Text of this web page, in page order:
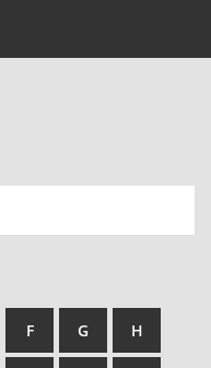
F G H